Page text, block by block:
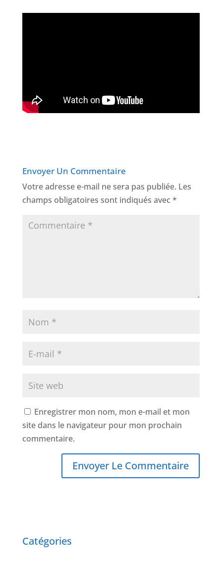
Envoyer Un Commentaire
Votre adresse e-mail ne sera pas publiée. Les
champs obligatoires sont indiqués avec *
Enregistrer mon nom, mon e-mail et mon
site dans le navigateur pour mon prochain
commentaire.
Catégories